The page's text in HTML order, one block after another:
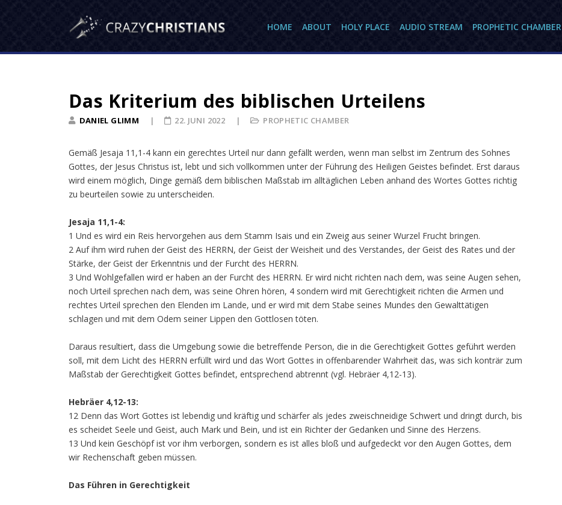
HOME ABOUT HOLY PLACE AUDIO STREAM PROPHETIC CHAMBER
Das Kriterium des biblischen Urteilens
DANIEL GLIMM PROPHETIC CHAMBER
22. JUNI 2022
Gemäß Jesaja 11,1-4 kann ein gerechtes Urteil nur dann gefällt werden, wenn man selbst im Zentrum des Sohnes
Gottes, der Jesus Christus ist, lebt und sich vollkommen unter der Führung des Heiligen Geistes befindet. Erst daraus
wird einem möglich, Dinge gemäß dem biblischen Maßstab im alltäglichen Leben anhand des Wortes Gottes richtig
zu beurteilen sowie zu unterscheiden.
Jesaja 11,1-4:
1 Und es wird ein Reis hervorgehen aus dem Stamm Isais und ein Zweig aus seiner Wurzel Frucht bringen.
2 Auf ihm wird ruhen der Geist des HERRN, der Geist der Weisheit und des Verstandes, der Geist des Rates und der
Stärke, der Geist der Erkenntnis und der Furcht des HERRN.
3 Und Wohlgefallen wird er haben an der Furcht des HERRN. Er wird nicht richten nach dem, was seine Augen sehen,
noch Urteil sprechen nach dem, was seine Ohren hören, 4 sondern wird mit Gerechtigkeit richten die Armen und
rechtes Urteil sprechen den Elenden im Lande, und er wird mit dem Stabe seines Mundes den Gewalttätigen
schlagen und mit dem Odem seiner Lippen den Gottlosen töten.
Daraus resultiert, dass die Umgebung sowie die betreffende Person, die in die Gerechtigkeit Gottes geführt werden
soll, mit dem Licht des HERRN erfüllt wird und das Wort Gottes in offenbarender Wahrheit das, was sich konträr zum
Maßstab der Gerechtigkeit Gottes befindet, entsprechend abtrennt (vgl. Hebräer 4,12-13).
Hebräer 4,12-13:
12 Denn das Wort Gottes ist lebendig und kräftig und schärfer als jedes zweischneidige Schwert und dringt durch, bis
es scheidet Seele und Geist, auch Mark und Bein, und ist ein Richter der Gedanken und Sinne des Herzens.
13 Und kein Geschöpf ist vor ihm verborgen, sondern es ist alles bloß und aufgedeckt vor den Augen Gottes, dem
wir Rechenschaft geben müssen.
Das Führen in Gerechtigkeit